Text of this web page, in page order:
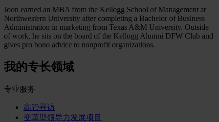
Joon earned an MBA from the Kellogg School of Management at
Northwestern University after completing a Bachelor of Business
Administration in marketing from Texas A&M University. Outside
of work, he sits on the board of the Kellogg Alumni DFW Club and
gives pro bono advice to nonprofit organizations.
我的专长领域
专业服务
高管寻访
变革型领导力发展项目